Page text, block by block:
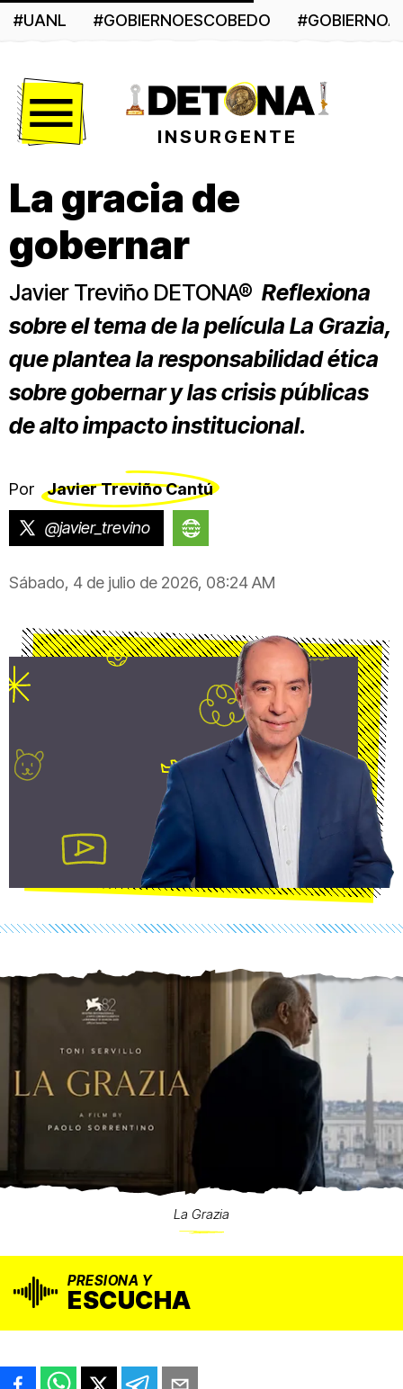
#UANL #GOBIERNOESCOBEDO
INSURGENTE
La gracia de
gobernar
Javier Treviño DETONA® Reflexiona
sobre el tema de la película La Grazia,
que plantea la responsabilidad ética
sobre gobernar y las crisis públicas
de alto impacto institucional.
Por Javier Treviño Cantú
@javier_trevino
Sábado, 4 de julio de 2026, 08:24 AM
La Grazia
PRESIONA Y
ESCUCHA